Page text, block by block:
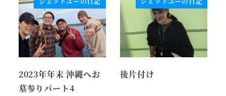
2023年年末 沖縄へお
墓参りパート4
後片付け